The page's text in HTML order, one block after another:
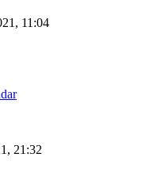
11:04
21:32